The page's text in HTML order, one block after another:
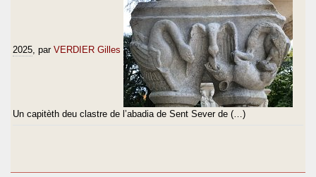
2025, par VERDIER Gilles
Un capitèth deu clastre de l’abadia de Sent Sever de (…)